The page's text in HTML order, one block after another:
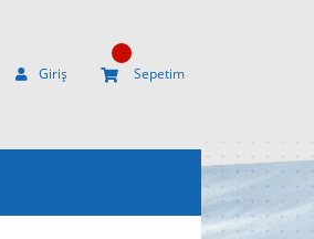
Giriş Sepetim